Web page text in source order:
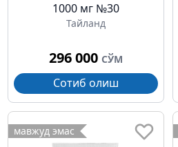
1000 мг №30
Тайланд
296 000 СЎМ
Сотиб олиш
мавжуд эмас